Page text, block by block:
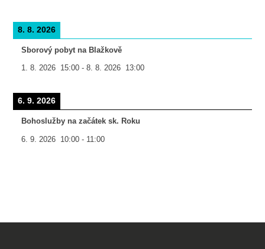
8. 8. 2026
Sborový pobyt na Blažkově
1. 8. 2026 15:00 -8. 8. 2026 13:00
6. 9. 2026
Bohoslužby na začátek sk. Roku
6. 9. 2026 10:00 - 11:00